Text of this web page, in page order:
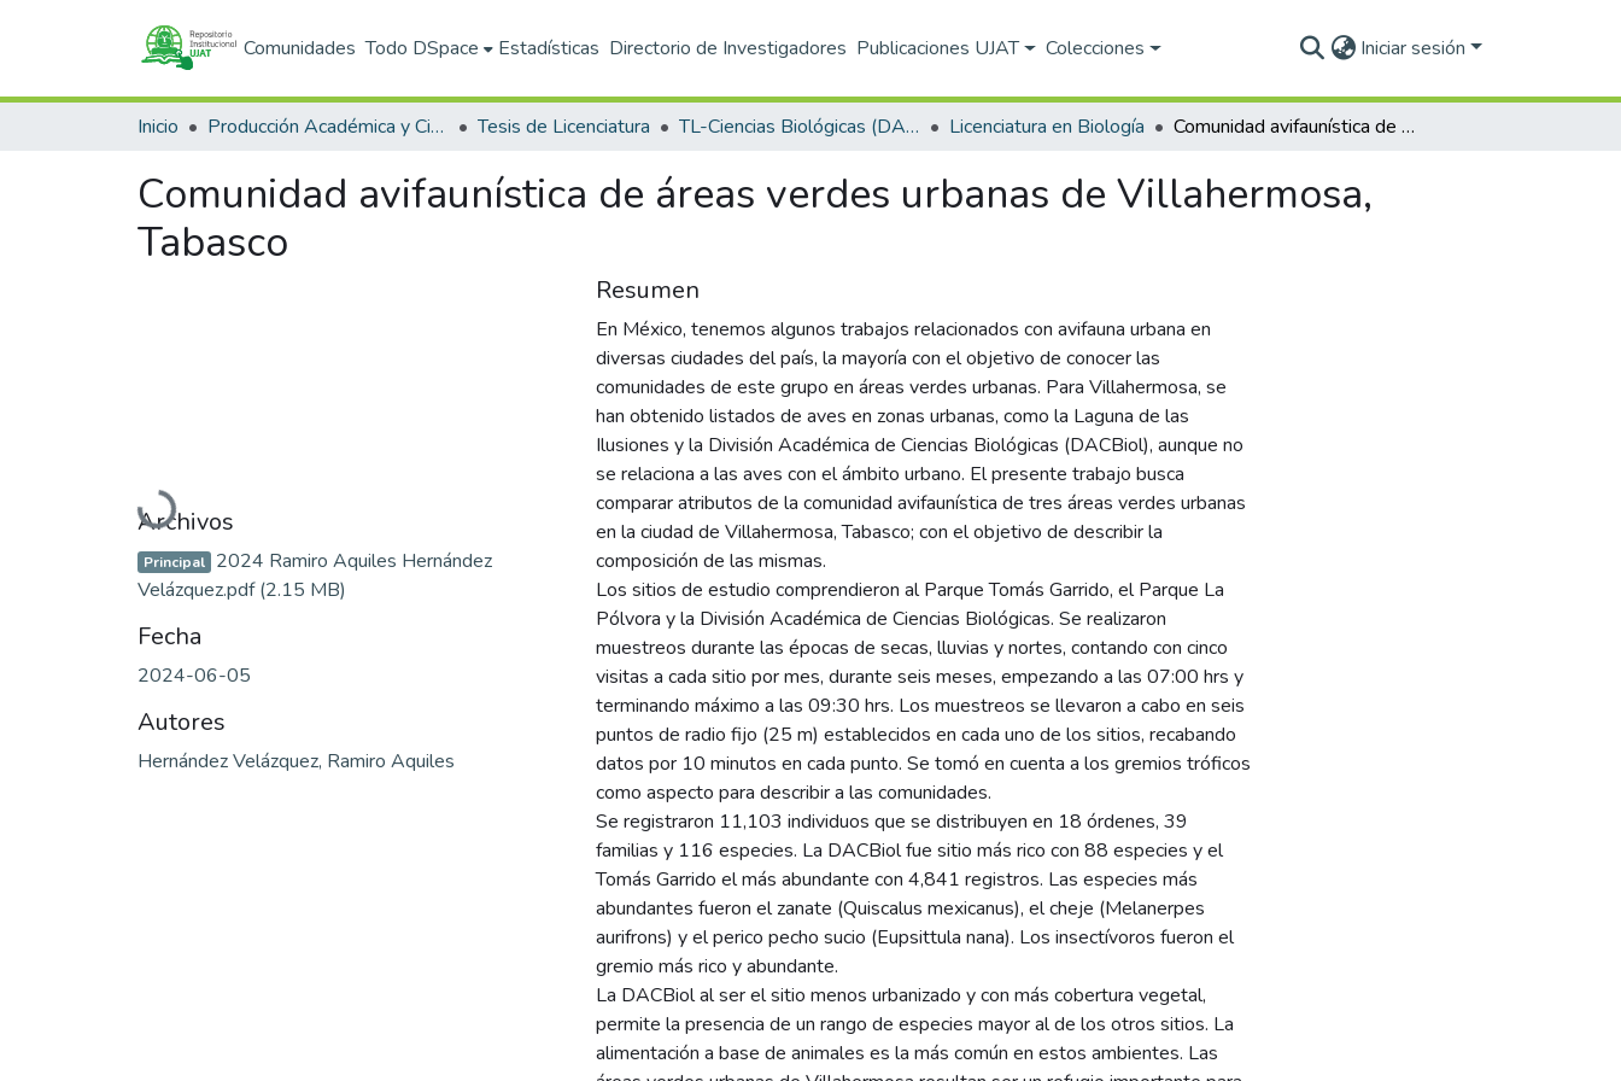
Comunidades Todo DSpace Estadísticas Directorio de Investigadores Publicaciones UJAT Colecciones Iniciar sesión
Inicio Producción Académica y Científica Tesis de Licenciatura TL-Ciencias Biológicas (DACBIOL) Licenciatura en Biología Comunidad avifaunística de áreas verdes urbanas de Villahermosa, Tabasco
Comunidad avifaunística de áreas verdes urbanas de Villahermosa,
Tabasco
Cargando...
Archivos
Principal 2024 Ramiro Aquiles Hernández
Velázquez.pdf(2.15 MB)
Fecha
2024-06-05
Autores
Hernández Velázquez, Ramiro Aquiles
Resumen
En México, tenemos algunos trabajos relacionados con avifauna urbana en
diversas ciudades del país, la mayoría con el objetivo de conocer las
comunidades de este grupo en áreas verdes urbanas. Para Villahermosa, se
han obtenido listados de aves en zonas urbanas, como la Laguna de las
Ilusiones y la División Académica de Ciencias Biológicas (DACBiol), aunque no
se relaciona a las aves con el ámbito urbano. El presente trabajo busca
comparar atributos de la comunidad avifaunística de tres áreas verdes urbanas
en la ciudad de Villahermosa, Tabasco; con el objetivo de describir la
composición de las mismas.
Los sitios de estudio comprendieron al Parque Tomás Garrido, el Parque La
Pólvora y la División Académica de Ciencias Biológicas. Se realizaron
muestreos durante las épocas de secas, lluvias y nortes, contando con cinco
visitas a cada sitio por mes, durante seis meses, empezando a las 07:00 hrs y
terminando máximo a las 09:30 hrs. Los muestreos se llevaron a cabo en seis
puntos de radio fijo (25 m) establecidos en cada uno de los sitios, recabando
datos por 10 minutos en cada punto. Se tomó en cuenta a los gremios tróficos
como aspecto para describir a las comunidades.
Se registraron 11,103 individuos que se distribuyen en 18 órdenes, 39
familias y 116 especies. La DACBiol fue sitio más rico con 88 especies y el
Tomás Garrido el más abundante con 4,841 registros. Las especies más
abundantes fueron el zanate (Quiscalus mexicanus), el cheje (Melanerpes
aurifrons) y el perico pecho sucio (Eupsittula nana). Los insectívoros fueron el
gremio más rico y abundante.
La DACBiol al ser el sitio menos urbanizado y con más cobertura vegetal,
permite la presencia de un rango de especies mayor al de los otros sitios. La
alimentación a base de animales es la más común en estos ambientes. Las